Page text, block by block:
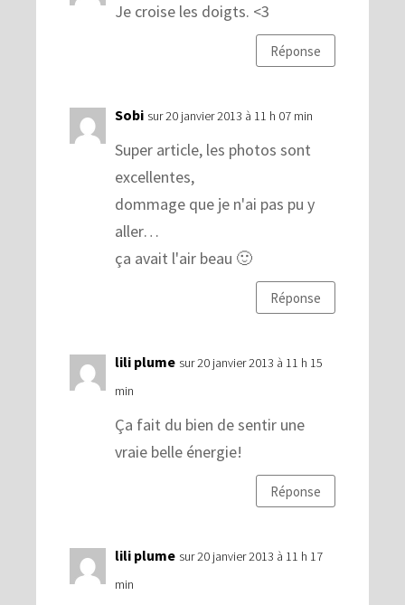
Je croise les doigts. <3
Réponse
Sobi sur 20 janvier 2013 à 11 h 07 min
Super article, les photos sont
excellentes,
dommage que je n'ai pas pu y
aller…
ça avait l'air beau 🙂
Réponse
lili plume sur 20 janvier 2013 à 11 h 15
min
Ça fait du bien de sentir une
vraie belle énergie!
Réponse
lili plume sur 20 janvier 2013 à 11 h 17
min